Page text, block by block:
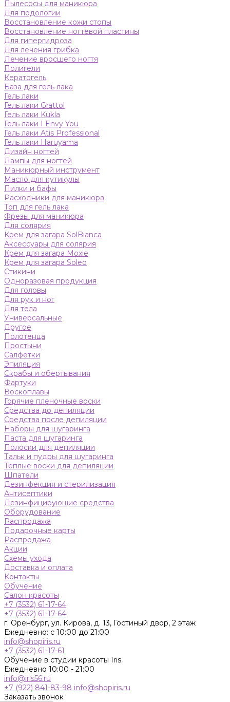
Пылесосы для маникюра
Для подологии
Восстановление кожи стопы
Восстановление ногтевой пластины
Для гипергидроза
Для лечения грибка
Лечение вросшего ногтя
Полигели
Кератогель
База для гель лака
Гель лаки
Гель лаки Grattol
Гель лаки Kukla
Гель лаки I Envy You
Гель лаки Atis Professional
Гель лаки Haruyama
Дизайн ногтей
Лампы для ногтей
Маникюрный инструмент
Масло для кутикулы
Пилки и бафы
Расходники для маникюра
Топ для гель лака
Фрезы для маникюра
Для солярия
Крем для загара SolBianca
Аксессуары для солярия
Крем для загара Moxie
Крем для загара Soleo
Стикини
Одноразовая продукция
Для головы
Для рук и ног
Для тела
Универсальные
Другое
Полотенца
Простыни
Салфетки
Эпиляция
Скрабы и обертывания
Фартуки
Воскоплавы
Горячие пленочные воски
Средства до депиляции
Средства после депиляции
Наборы для шугаринга
Паста для шугаринга
Полоски для депиляции
Тальк и пудры для шугаринга
Теплые воски для депиляции
Шпатели
Дезинфекция и стерилизация
Антисептики
Дезинфицирующие средства
Оборудование
Распродажа
Подарочные карты
Распродажа
Акции
Схемы ухода
Доставка и оплата
Контакты
Обучение
Салон красоты
+7 (3532) 61-17-64
+7 (3532) 61-17-64
г. Оренбург, ул. Кирова, д. 13, Гостиный двор, 2 этаж
Ежедневно: с 10:00 до 21:00
info@shopiris.ru
+7 (3532) 61-17-61
Обучение в студии красоты Iris
Ежедневно 10:00 - 21:00
info@iris56.ru
+7 (922) 841-83-98 info@shopiris.ru
Заказать звонок